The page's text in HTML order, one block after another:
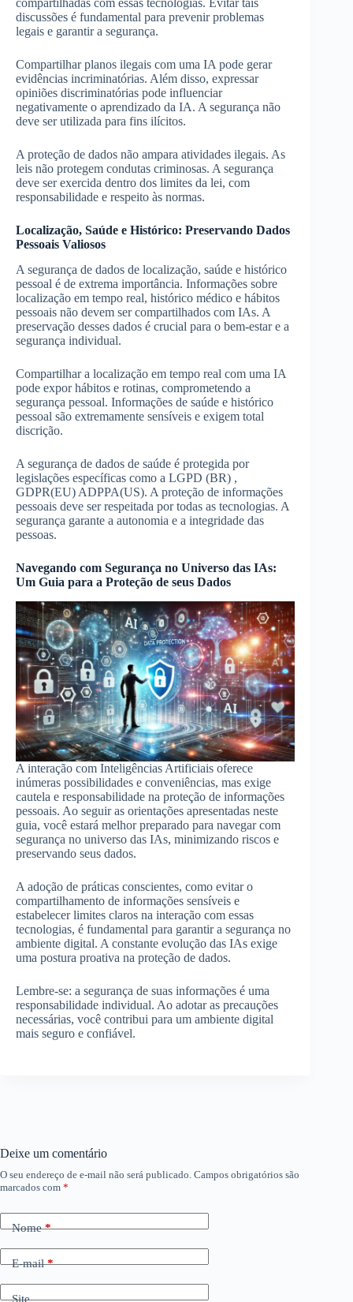
discussões é fundamental para prevenir problemas
legais e garantir a segurança.
Compartilhar planos ilegais com uma IA pode gerar
evidências incriminatórias. Além disso, expressar
opiniões discriminatórias pode influenciar
negativamente o aprendizado da IA. A segurança não
deve ser utilizada para fins ilícitos.
A proteção de dados não ampara atividades ilegais. As
leis não protegem condutas criminosas. A segurança
deve ser exercida dentro dos limites da lei, com
responsabilidade e respeito às normas.
Localização, Saúde e Histórico: Preservando Dados
Pessoais Valiosos
A segurança de dados de localização, saúde e histórico
pessoal é de extrema importância. Informações sobre
localização em tempo real, histórico médico e hábitos
pessoais não devem ser compartilhados com IAs. A
preservação desses dados é crucial para o bem-estar e a
segurança individual.
Compartilhar a localização em tempo real com uma IA
pode expor hábitos e rotinas, comprometendo a
segurança pessoal. Informações de saúde e histórico
pessoal são extremamente sensíveis e exigem total
discrição.
A segurança de dados de saúde é protegida por
legislações específicas como a LGPD (BR) ,
GDPR(EU) ADPPA(US). A proteção de informações
pessoais deve ser respeitada por todas as tecnologias. A
segurança garante a autonomia e a integridade das
pessoas.
Navegando com Segurança no Universo das IAs:
Um Guia para a Proteção de seus Dados
A interação com Inteligências Artificiais oferece
inúmeras possibilidades e conveniências, mas exige
cautela e responsabilidade na proteção de informações
pessoais. Ao seguir as orientações apresentadas neste
guia, você estará melhor preparado para navegar com
segurança no universo das IAs, minimizando riscos e
preservando seus dados.
A adoção de práticas conscientes, como evitar o
compartilhamento de informações sensíveis e
estabelecer limites claros na interação com essas
tecnologias, é fundamental para garantir a segurança no
ambiente digital. A constante evolução das IAs exige
uma postura proativa na proteção de dados.
Lembre-se: a segurança de suas informações é uma
responsabilidade individual. Ao adotar as precauções
necessárias, você contribui para um ambiente digital
mais seguro e confiável.
Deixe um comentário
O seu endereço de e-mail não será publicado. Campos obrigatórios são
marcados com *
Nome*
E-mail*
Site